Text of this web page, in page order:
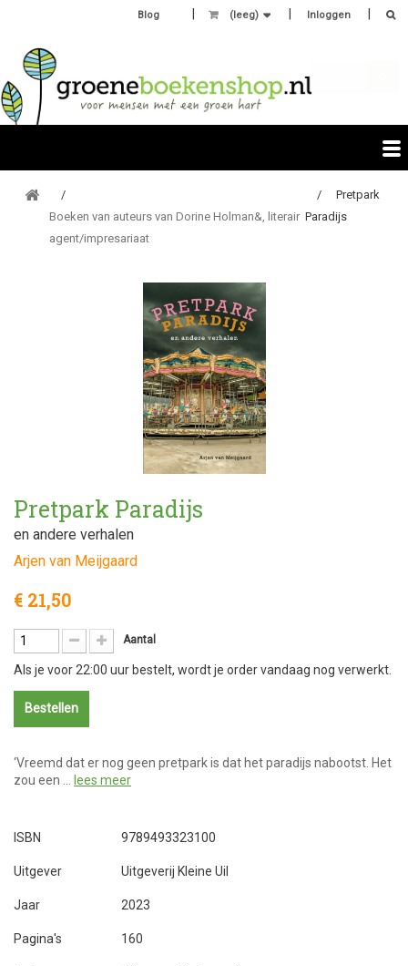
Inloggen
(leeg)
Blog
Boeken van auteurs van Dorine Holman&, literair
agent/impresariaat
Pretpark
Paradijs
Pretpark Paradijs
en andere verhalen
Arjen van Meijgaard
€ 21,50
Aantal
Als je voor 22:00 uur bestelt, wordt je order vandaag nog verwerkt.
Bestellen
‘Vreemd dat er nog geen pretpark is dat het paradijs nabootst. Het
zou een …
lees meer
ISBN 9789493323100
Uitgever Uitgeverij Kleine Uil
Jaar 2023
Pagina's 160